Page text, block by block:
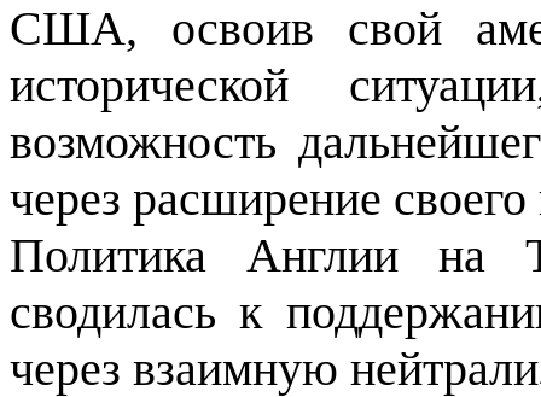
США, освоив свой
исторической
возможность
через расши­рение
Политика Англии на
сводилась к
через взаимную